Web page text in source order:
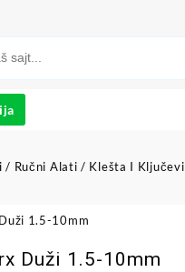
/ Ručni Alati / Klešta I Ključevi
Duži 1.5-10mm